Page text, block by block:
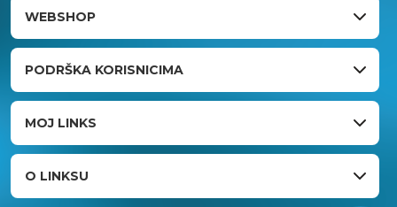
WEBSHOP
PODRŠKA KORISNICIMA
MOJ LINKS
O LINKSU